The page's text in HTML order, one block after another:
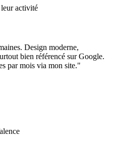
activité
Design moderne,
bien référencé sur Google.
par mois via mon site."